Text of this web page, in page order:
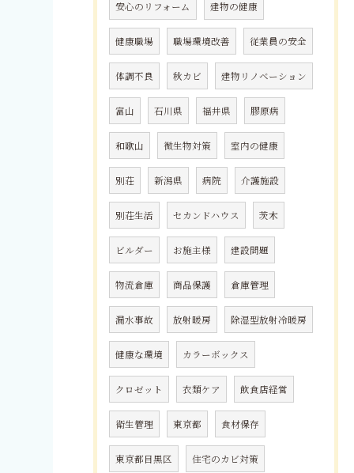
安心のリフォーム 建物の健康
健康職場 職場環境改善 従業員の安全
体調不良 秋カビ 建物リノベーション
富山 石川県 福井県 膠原病
和歌山 微生物対策 室内の健康
別荘 新潟県 病院 介護施設
別荘生活 セカンドハウス 茨木
ビルダー お施主様 建設問題
物流倉庫 商品保護 倉庫管理
漏水事故 放射暖房 除湿型放射冷暖房
健康な環境 カラーボックス
クロゼット 衣類ケア 飲食店経営
衛生管理 東京都 食材保存
東京都目黒区 住宅のカビ対策